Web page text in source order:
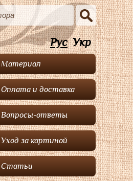
Рус Укр
Материал
Оплата и доставка
Вопросы-ответы
Уход за картиной
Статьи